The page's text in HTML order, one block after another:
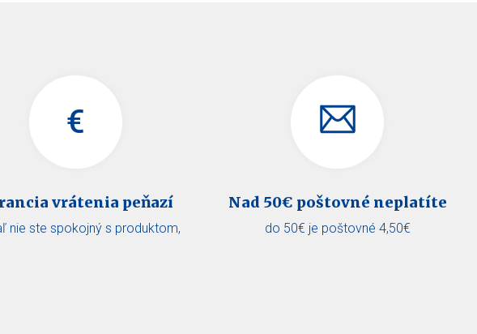
€
vrátenia peňazí
nie ste spokojný s produktom,
Nad 50€ poštovné neplatíte
do 50€ je poštovné 4,50€